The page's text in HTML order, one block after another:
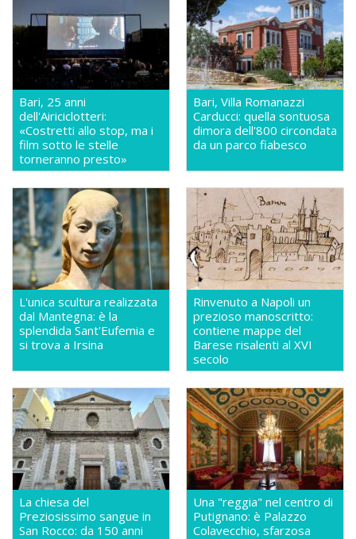
Bari, 25 anni
dell'Airiciclotteri:
«Costretti allo stop, ma i
film sotto le stelle
torneranno presto»
Bari, Villa Romanazzi
Carducci: quella sontuosa
dimora dell'800 circondata
da un parco fiabesco
L'unica scultura realizzata
dal Mantegna: è la
splendida Sant'Eufemia e
si trova a Irsina
Rinvenuto a Napoli un
prezioso manoscritto:
contiene mappe del
Barese risalenti al XVI
secolo
La chiesa del
Preziosissimo sangue in
San Rocco: da 150 anni
Una "reggia" nel centro di
Putignano: è Palazzo
Colavecchio, sfarzosa